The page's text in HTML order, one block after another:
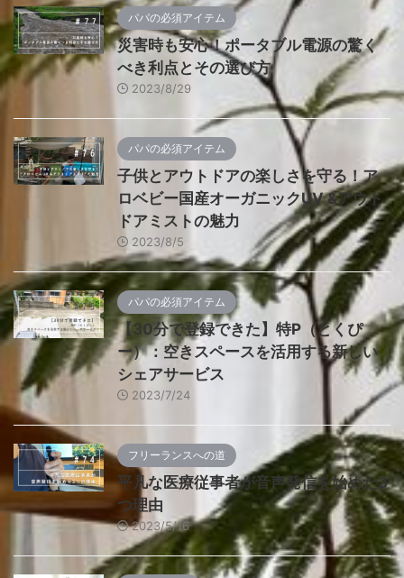
パパの必須アイテム
災害時も安心！ポータブル電源の驚く
べき利点とその選び方
2023/8/29
パパの必須アイテム
子供とアウトドアの楽しさを守る！ア
ロベビー国産オーガニックUV &アウト
ドアミストの魅力
2023/8/5
パパの必須アイテム
【30分で登録できた】特P（とくぴ
ー）：空きスペースを活用する新しい
シェアサービス
2023/7/24
フリーランスへの道
平凡な医療従事者が音声発信を始めた3
つ理由
2023/5/16